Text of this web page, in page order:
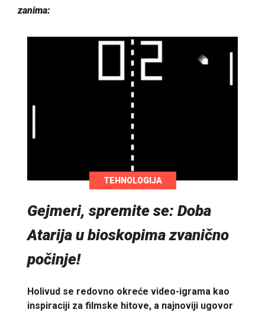
zanima:
TEHNOLOGIJA
Gejmeri, spremite se: Doba
Atarija u bioskopima zvanično
počinje!
Holivud se redovno okreće video-igrama kao
inspiraciji za filmske hitove, a najnoviji ugovor